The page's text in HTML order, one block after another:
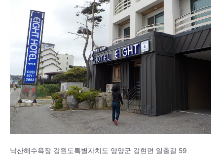
낙산해수욕장 강원도특별자치도 양양군 강현면 일출길 59